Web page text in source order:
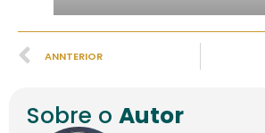
ANNTERIOR
Sobre o Autor